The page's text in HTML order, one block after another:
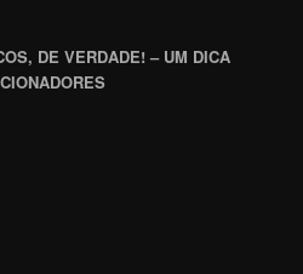
DE VERDADE! – UM DICA